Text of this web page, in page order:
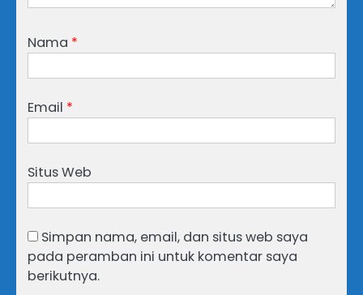
Nama *
Email *
Situs Web
Simpan nama, email, dan situs web saya
pada peramban ini untuk komentar saya
berikutnya.